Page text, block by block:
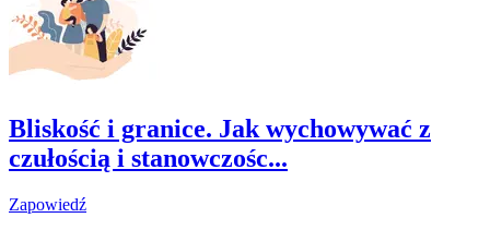
Bliskość i granice. Jak wychowywać z
czułością i stanowczośc...
Zapowiedź